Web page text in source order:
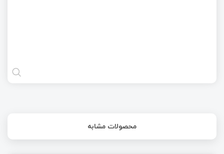
محصولات مشابه